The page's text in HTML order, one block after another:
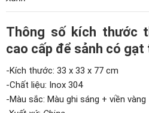
Thông số kích thước
cao cấp để sảnh có gạt
-Kích thước: 33 x 33 x 77 cm
-Chất liệu: Inox 304
-Màu sắc: Màu ghi sáng + viền vàng